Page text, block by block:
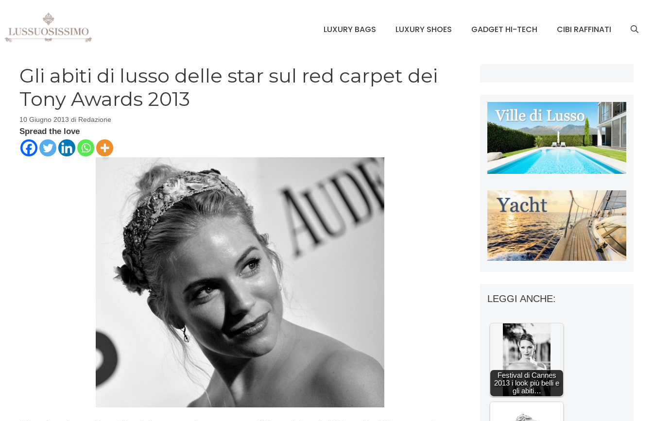
contenuto
LUXURY BAGS LUXURY SHOES GADGET HI-TECH CIBI RAFFINATI
Gli abiti di lusso delle star sul red carpet dei
Tony Awards 2013
10 Giugno 2013 di Redazione
Spread the love
LEGGI ANCHE:
Festival di Cannes
2013 i look più belli e
gli abiti…